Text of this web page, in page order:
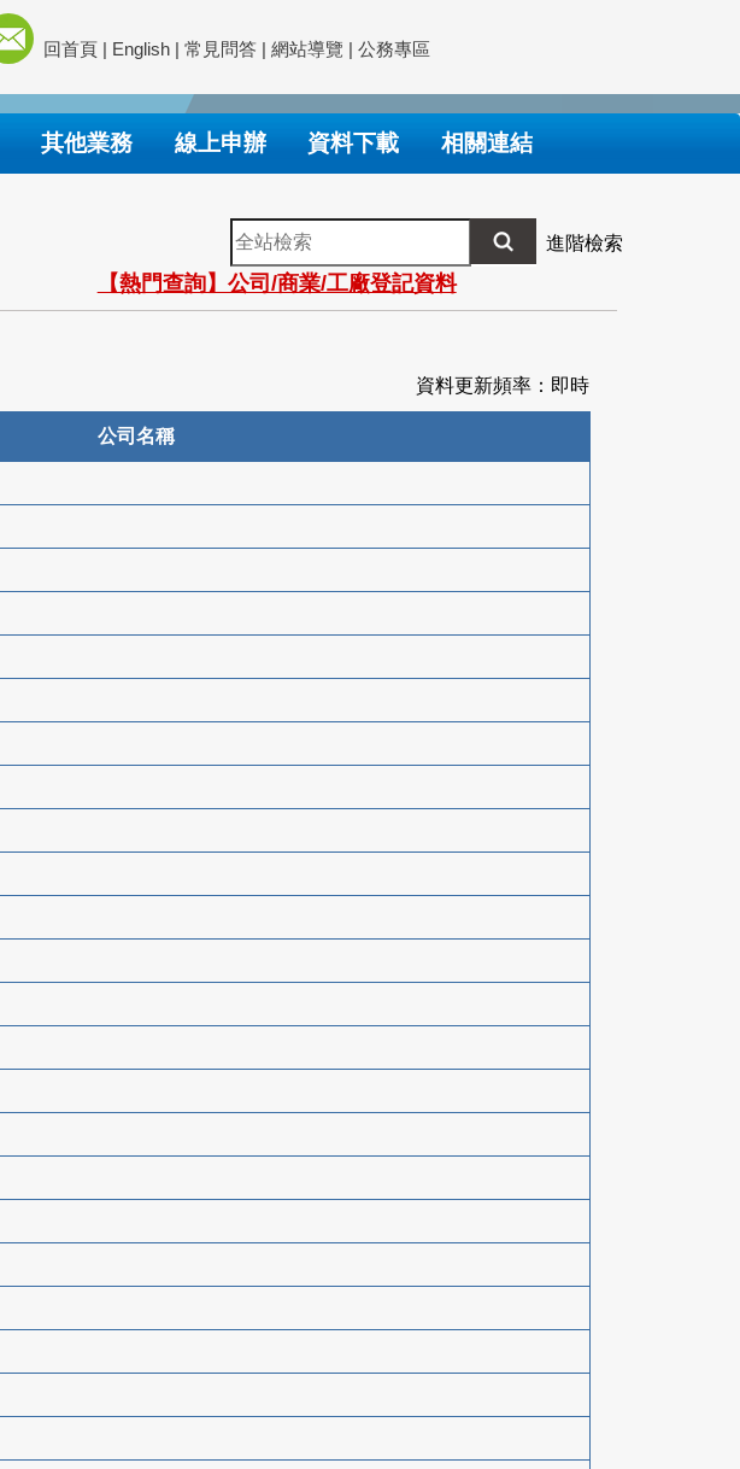
回首頁 | English | 常見問答 | 網站導覽 | 公務專區
其他業務 線上申辦 資料下載 相關連結
全
站
檢
索
進階檢索
【熱門查詢】公司/商業/工廠登記資料
資料更新頻率：即時
公司名稱